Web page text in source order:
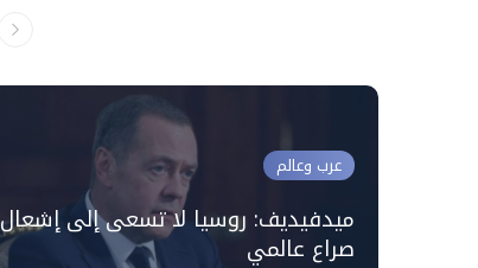
عرب وعالم
ميدفيديف: روسيا لا تسعى إلى إشعال
صراع عالمي